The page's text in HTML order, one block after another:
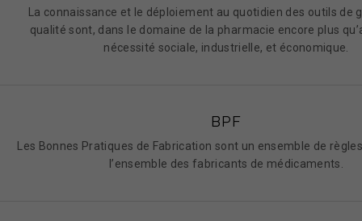
La connaissance et le déploiement au quotidien des outils de
qualité sont, dans le domaine de la pharmacie encore plus
nécessité sociale, industrielle, et économique.
BPF
Les Bonnes Pratiques de Fabrication sont un ensemble de
l’ensemble des fabricants de médicaments.